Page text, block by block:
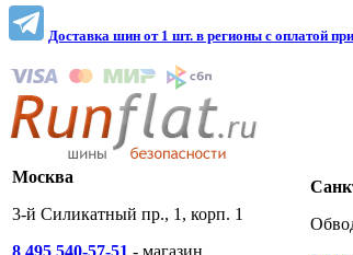
Доставка шин от 1 шт. в регионы c оплатой
Москва
3-й Силикатный пр., 1, корп. 1
8 495 540-57-51 - магазин